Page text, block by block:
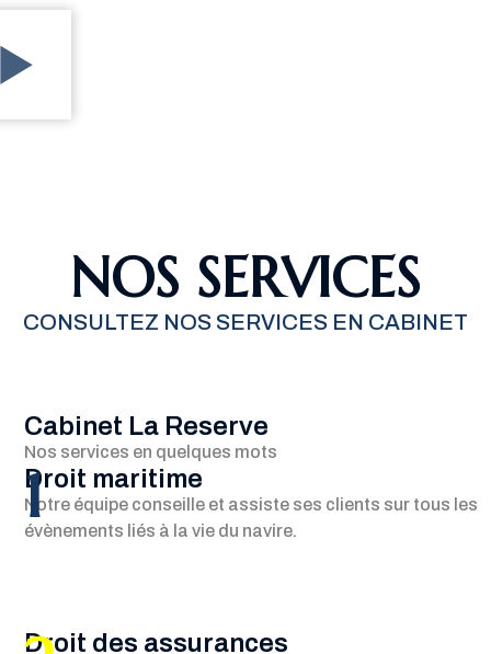
NOS SERVICES
CONSULTEZ NOS SERVICES EN CABINET
Cabinet La Reserve
Nos services en quelques mots
Droit maritime
Notre équipe conseille et assiste ses clients sur tous les
évènements liés à la vie du navire.
1
Droit des assurances